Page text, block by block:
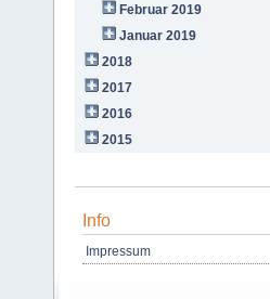
Februar 2019
Januar 2019
2018
2017
2016
2015
Info
Impressum